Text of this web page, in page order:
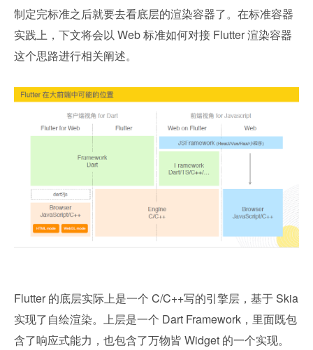
制定完标准之后就要去看底层的渲染容器了。在标准容器
实践上，下文将会以 Web 标准如何对接 Flutter 渲染容器
这个思路进行相关阐述。
Flutter 的底层实际上是一个 C/C++写的引擎层，基于 Skia
实现了自绘渲染。上层是一个 Dart Framework，里面既包
含了响应式能力，也包含了万物皆 Widget 的一个实现。